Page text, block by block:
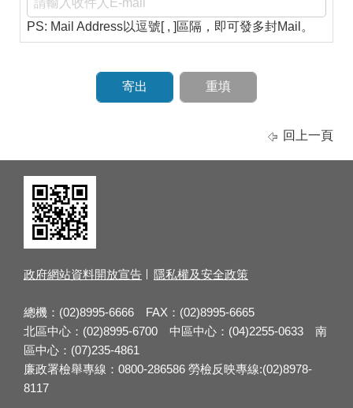
PS: Mail Address以逗號[ , ]區隔，即可發多封Mail。
回上一頁
政府網站資料開放宣告 隱私權及安全政策
總機：(02)8995-6666 FAX：(02)8995-6665
北區中心：(02)8995-6700 中區中心：(04)2255-0633 南
區中心：(07)235-4861
廉政署檢舉專線：0800-286586 勞檢反映專線:(02)8978-
8117